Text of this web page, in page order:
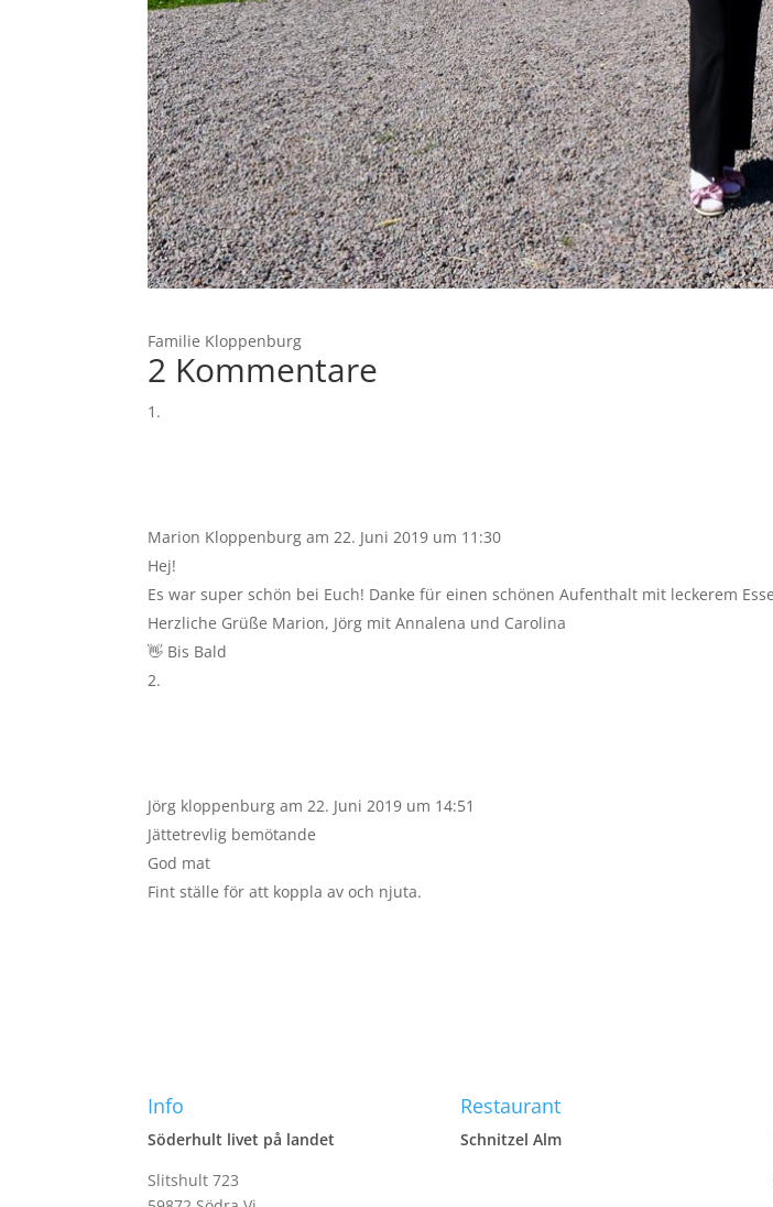
Familie Kloppenburg
2 Kommentare
Marion Kloppenburg am 22. Juni 2019 um 11:30
Hej!
Es war super schön bei Euch! Danke für einen schönen Aufenthalt mit leckerem
Herzliche Grüße Marion, Jörg mit Annalena und Carolina
👋 Bis Bald
Jörg kloppenburg am 22. Juni 2019 um 14:51
Jättetrevlig bemötande
God mat
Fint ställe för att koppla av och njuta.
Info
Söderhult livet på landet
Slitshult 723
Restaurant
Schnitzel Alm